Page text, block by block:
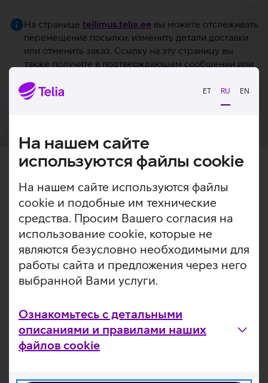
ET RU EN
На нашем сайте
используются файлы cookie
На нашем сайте используются файлы
cookie и подобные им технические
средства. Просим Вашего согласия на
использование cookie, которые не
являются безусловно необходимыми для
работы сайта и предложения через него
выбранной Вами услуги.
Ознакомьтесь с детальными
описаниями и правилами наших
файлов cookie
На странице tellimus.telia.ee вы можете отслеживать
перемещение посылки, изменить детали доставки
или отменить заказ. Ссылку на эту страницу вы
также получите в подтверждающем сообщении или
Хорошо знать
Заказ товара в посылочный
автомат Itella SmartPOST
Заказ товара в посылочный
автомат Omniva
Доставка товара в
посылочный автомат DPD
или посылочным роботом